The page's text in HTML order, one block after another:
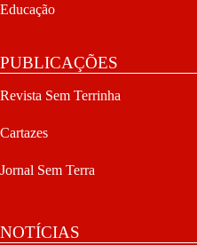
Educação
PUBLICAÇÕES
Revista Sem Terrinha
Cartazes
Jornal Sem Terra
NOTÍCIAS